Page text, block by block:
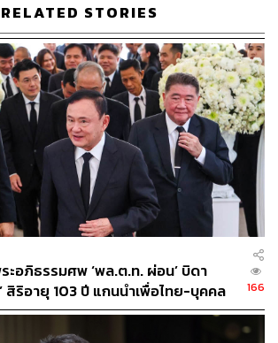
RELATED STORIES
อภิธรรมศพ ‘พล.ต.ท. ผ่อน’ บิดา
สิริอายุ 103 ปี แกนนำเพื่อไทย-บุคคล
ลัย
166